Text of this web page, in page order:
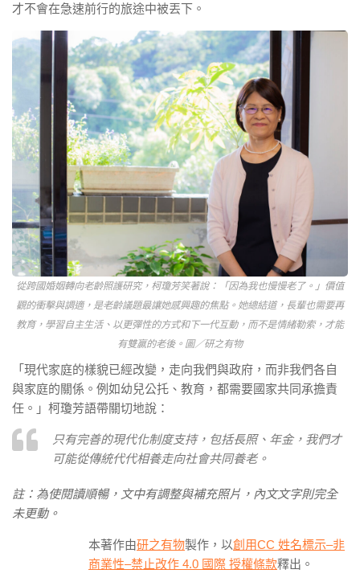
才不會在急速前行的旅途中被丟下。
從跨國婚姻轉向老齡照護研究，柯瓊芳笑著說：「因為我也慢慢老了。」價值
觀的衝擊與調適，是老齡議題最讓她感興趣的焦點。她總結道，長輩也需要再
教育，學習自主生活、以更彈性的方式和下一代互動，而不是情緒勒索，才能
有雙贏的老後。圖／研之有物
「現代家庭的樣貌已經改變，走向我們與政府，而非我們各自
與家庭的關係。例如幼兒公托、教育，都需要國家共同承擔責
任。」柯瓊芳語帶關切地說：
只有完善的現代化制度支持，包括長照、年金，我們才
可能從傳統代代相養走向社會共同養老。
註：為使閱讀順暢，文中有調整與補充照片，內文文字則完全
未更動。
本著作由研之有物製作，以創用CC 姓名標示–非
商業性–禁止改作 4.0 國際 授權條款釋出。